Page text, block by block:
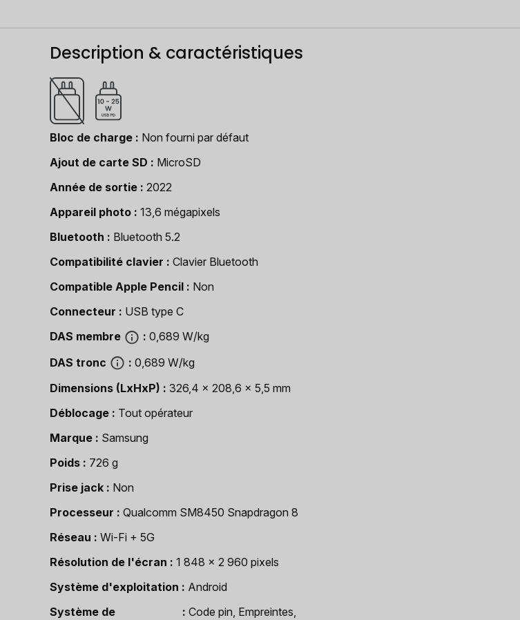
Description & caractéristiques
Bloc de charge
Non fourni par défaut
Ajout de carte SD
MicroSD
Année de sortie
2022
Appareil photo
13,6 mégapixels
Bluetooth
Bluetooth 5.2
Compatibilité clavier
Clavier Bluetooth
Compatible Apple Pencil
Non
Connecteur
USB type C
DAS membre
0,689 W/kg
DAS tronc
0,689 W/kg
Dimensions (LxHxP)
326,4 x 208,6 x 5,5 mm
Déblocage
Tout opérateur
Marque
Samsung
Poids
726 g
Prise jack
Non
Processeur
Qualcomm SM8450 Snapdragon 8
Réseau
Wi-Fi + 5G
Résolution de l'écran
1 848 x 2 960 pixels
Système d'exploitation
Android
Système de
Code pin, Empreintes,